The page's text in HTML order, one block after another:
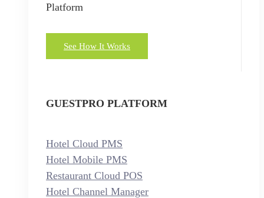
Platform
See How It Works
GUESTPRO PLATFORM
Hotel Cloud PMS
Hotel Mobile PMS
Restaurant Cloud POS
Hotel Channel Manager